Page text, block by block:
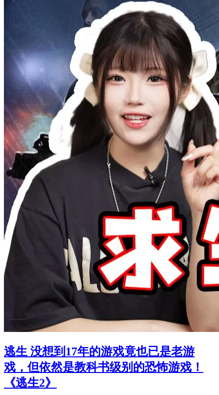
逃生 没想到17年的游戏竟也已是老游
戏，但依然是教科书级别的恐怖游戏！
《逃生2》